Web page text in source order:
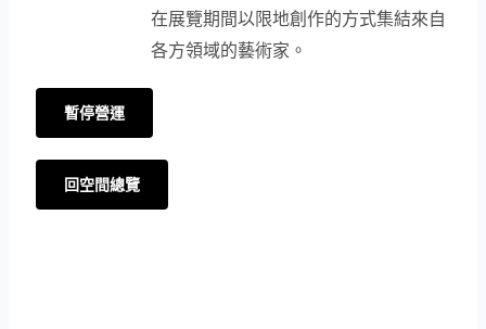
在展覽期間以限地創作的方式集結來自
各方領域的藝術家。
暫停營運
回空間總覽